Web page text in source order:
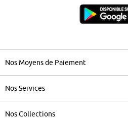
Nos Moyens de Paiement
Nos Services
Nos Collections